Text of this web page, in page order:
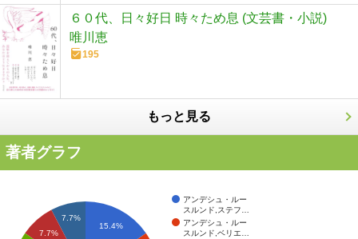
６０代、日々好日 時々ため息 (文芸書・小説)
唯川恵
195
もっと見る
著者グラフ
アンデシュ・ルー
スルンド,ステフ…
アンデシュ・ルー
スルンド,ベリエ…
15.4%
7.7%
7.7%